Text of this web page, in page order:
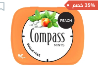
35% خصم